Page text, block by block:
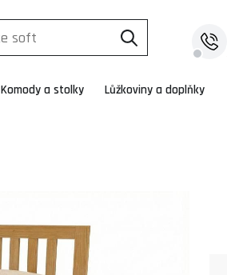
Komody a stolky Lůžkoviny a doplňky